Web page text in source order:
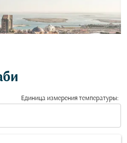
Единица измерения температуры: